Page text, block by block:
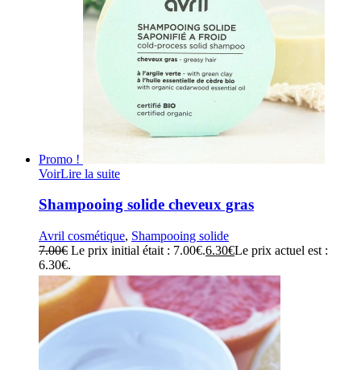
Promo !
VoirLire la suite
Shampooing solide cheveux gras
Avril cosmétique, Shampooing solide
7.00€ Le prix initial était : 7.00€.6.30€Le prix actuel est :
6.30€.